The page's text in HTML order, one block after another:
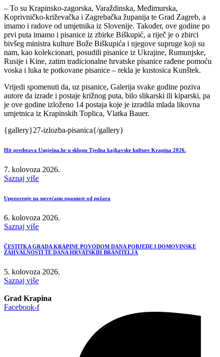
– To su Krapinsko-zagorska, Varaždinska, Međimurska,
Koprivničko-križevačka i Zagrebačka županija te Grad Zagreb, a
imamo i radove od umjetnika iz Slovenije. Također, ove godine po
prvi puta imamo i pisanice iz zbirke Biškupić, a riječ je o zbirci
bivšeg ministra kulture Bože Biškupića i njegove supruge koji su
nam, kao kolekcionari, posudili pisanice iz Ukrajine, Rumunjske,
Rusije i Kine, zatim tradicionalne hrvatske pisanice rađene pomoću
voska i luka te potkovane pisanice – rekla je kustosica Kunštek.
Vrijedi spomenuti da, uz pisanice, Galerija svake godine poziva
autore da izrade i postaje križnog puta, bilo slikarski ili kiparski, pa
je ove godine izloženo 14 postaja koje je izradila mlada likovna
umjetnica iz Krapinskih Toplica, Vlatka Bauer.
{gallery}27-izlozba-pisanica{/gallery}
Hit predstava Uspješna.hr u sklopu Tjedna kajkavske kulture Krapina 2026.
7. kolovoza 2026.
Saznaj više
Upozorenje na povećanu opasnost od požara
6. kolovoza 2026.
Saznaj više
ČESTITKA GRADA KRAPINE POVODOM DANA POBJEDE I DOMOVINSKE
ZAHVALNOSTI TE DANA HRVATSKIH BRANITELJA
5. kolovoza 2026.
Saznaj više
Grad Krapina
Facebook-f